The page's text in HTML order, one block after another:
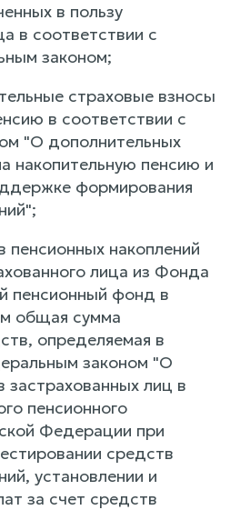
в пользу
в соответствии с
законом;
страховые взносы
в соответствии с
"О дополнительных
накопительную пенсию и
формирования
пенсионных накоплений
лица из Фонда
пенсионный фонд в
общая сумма
определяемая в
законом "О
застрахованных лиц в
пенсионного
Федерации при
средств
установлении и
за счет средств